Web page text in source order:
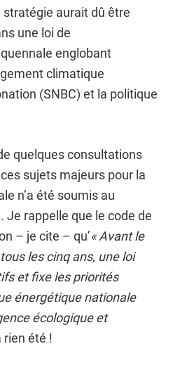
aurait dû être
une loi de
englobant
climatique
(SNBC) et la politique
quelques consultations
sujets majeurs pour la
n’a été soumis au
Je rappelle que le code de
– je cite – qu’« Avant le
les cinq ans, une loi
et fixe les priorités
énergétique nationale
écologique et
rien été !